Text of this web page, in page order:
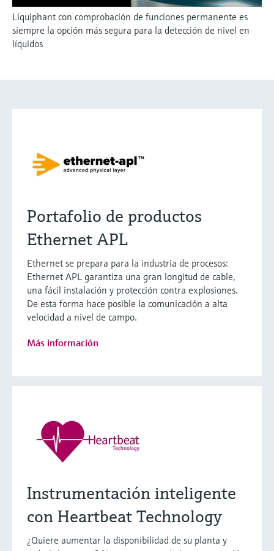
Liquiphant con comprobación de funciones permanente es
siempre la opción más segura para la detección de nivel en
líquidos
Portafolio de productos
Ethernet APL
Ethernet se prepara para la industria de procesos:
Ethernet APL garantiza una gran longitud de cable,
una fácil instalación y protección contra explosiones.
De esta forma hace posible la comunicación a alta
velocidad a nivel de campo.
Más información
Instrumentación inteligente
con Heartbeat Technology
¿Quiere aumentar la disponibilidad de su planta y